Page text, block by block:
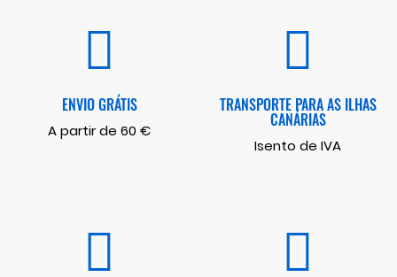
ENVIO GRÁTIS
A partir de 60 €
TRANSPORTE PARA AS ILHAS
CANÁRIAS
Isento de IVA